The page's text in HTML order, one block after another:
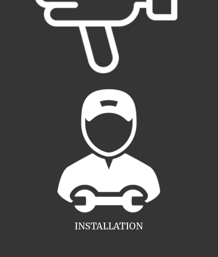
INSTALLATION